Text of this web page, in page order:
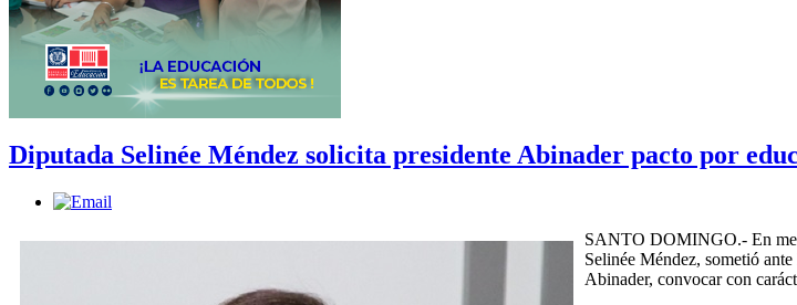
Diputada Selinée Méndez solicita presidente Abinader pacto por
SANTO DOMINGO.- En
Selinée Méndez, sometió
Abinader, convocar con